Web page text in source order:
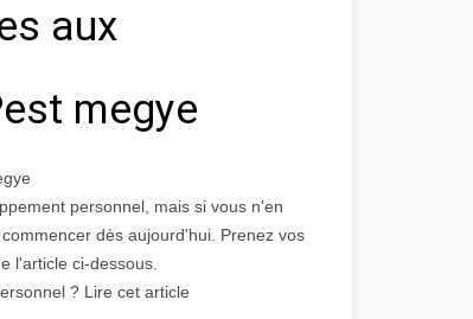
aux
megye
personnel, mais si vous n'en
dès aujourd'hui. Prenez vos
l'article ci-dessous.
? Lire cet article